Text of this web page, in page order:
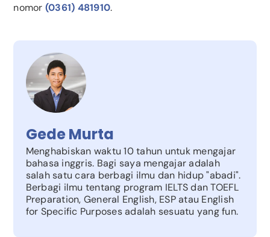
nomor (0361) 481910.
Gede Murta
Menghabiskan waktu 10 tahun untuk mengajar
bahasa inggris. Bagi saya mengajar adalah
salah satu cara berbagi ilmu dan hidup "abadi".
Berbagi ilmu tentang program IELTS dan TOEFL
Preparation, General English, ESP atau English
for Specific Purposes adalah sesuatu yang fun.